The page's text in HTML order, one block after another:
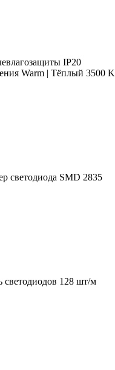
IP20
Warm | Тёплый 3500 K
светодиода SMD 2835
светодиодов 128 шт/м